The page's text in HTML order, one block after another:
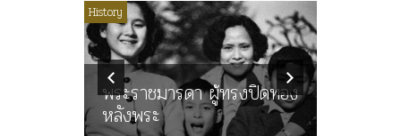
History
พระราชมารดา ผู้ทรงปิดทอง
หลังพระ